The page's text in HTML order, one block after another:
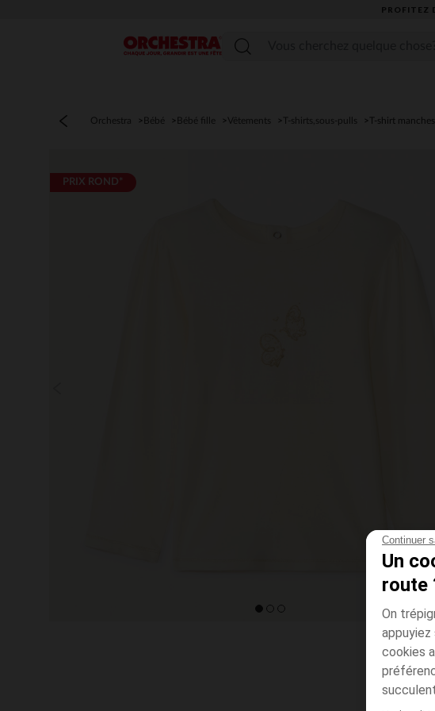
Continuer
Un
route
On
cookies
PROFITEZ
Menu
Orchestra Bébé Bébé fille Vêtements T-shirts,sous-pulls T-shirt
PRIX ROND*